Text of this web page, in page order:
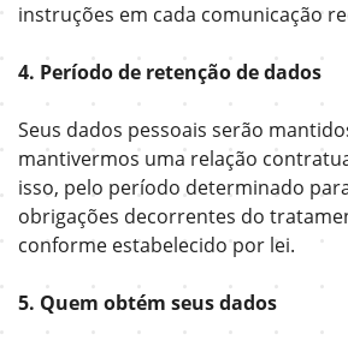
instruções em cada comunicação
4. Período de retenção de dados
Seus dados pessoais serão
mantivermos uma relação
isso, pelo período determinado
obrigações decorrentes do
conforme estabelecido por lei.
5. Quem obtém seus dados